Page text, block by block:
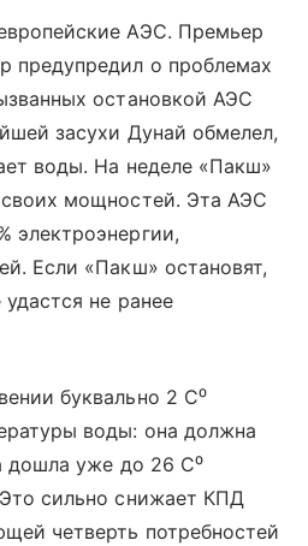
АЭС. Премьер
предупредил о проблемах
остановкой АЭС
засухи Дунай обмелел,
воды. На неделе «Пакш»
мощностей. Эта АЭС
электроэнергии,
Если «Пакш» остановят,
не ранее
буквально 2 С⁰
воды: она должна
дошла уже до 26 С⁰
сильно снижает КПД
четверть потребностей